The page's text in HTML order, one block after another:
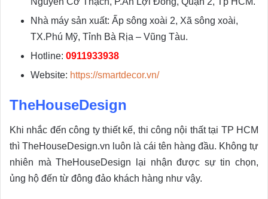
Nhà máy sản xuất: Ấp sông xoài 2, Xã sông xoài,
TX.Phú Mỹ, Tỉnh Bà Rịa – Vũng Tàu.
Hotline: 0911933938
Website: https://smartdecor.vn/
TheHouseDesign
Khi nhắc đến công ty thiết kế, thi công nội thất tại TP HCM
thì TheHouseDesign.vn luôn là cái tên hàng đầu. Không tự
nhiên mà TheHouseDesign lại nhận được sự tin chọn,
ủng hộ đến từ đông đảo khách hàng như vậy.